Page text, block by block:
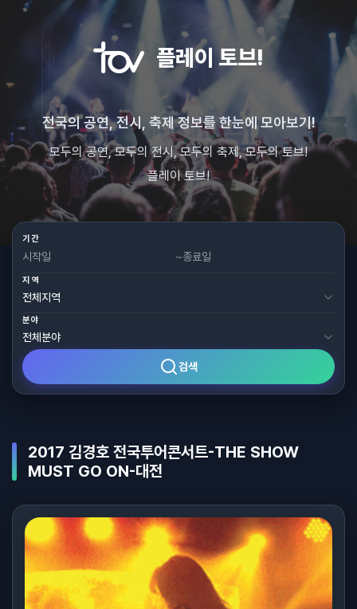
플레이 토브!
전국의 공연, 전시, 축제 정보를 한눈에 모아보기!
모두의 공연, 모두의 전시, 모두의 축제, 모두의 토브!
플레이 토브!
기간
~
지역
분야
검색
2017 김경호 전국투어콘서트-THE SHOW
MUST GO ON-대전